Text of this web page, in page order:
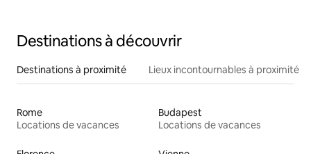
Destinations à découvrir
Destinations à proximité Lieux incontournables à proximité
Rome
Locations de vacances
Budapest
Locations de vacances